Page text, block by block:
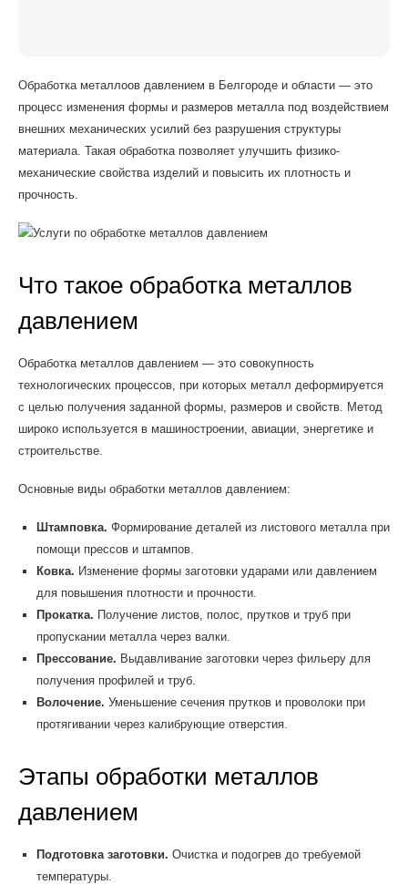
Обработка металлоов давлением в Белгороде и области — это
процесс изменения формы и размеров металла под воздействием
внешних механических усилий без разрушения структуры
материала. Такая обработка позволяет улучшить физико-
механические свойства изделий и повысить их плотность и
прочность.
Что такое обработка металлов
давлением
Обработка металлов давлением — это совокупность
технологических процессов, при которых металл деформируется
с целью получения заданной формы, размеров и свойств. Метод
широко используется в машиностроении, авиации, энергетике и
строительстве.
Основные виды обработки металлов давлением:
Штамповка. Формирование деталей из листового металла при
помощи прессов и штампов.
Ковка. Изменение формы заготовки ударами или давлением
для повышения плотности и прочности.
Прокатка. Получение листов, полос, прутков и труб при
пропускании металла через валки.
Прессование. Выдавливание заготовки через фильеру для
получения профилей и труб.
Волочение. Уменьшение сечения прутков и проволоки при
протягивании через калибрующие отверстия.
Этапы обработки металлов
давлением
Подготовка заготовки. Очистка и подогрев до требуемой
температуры.